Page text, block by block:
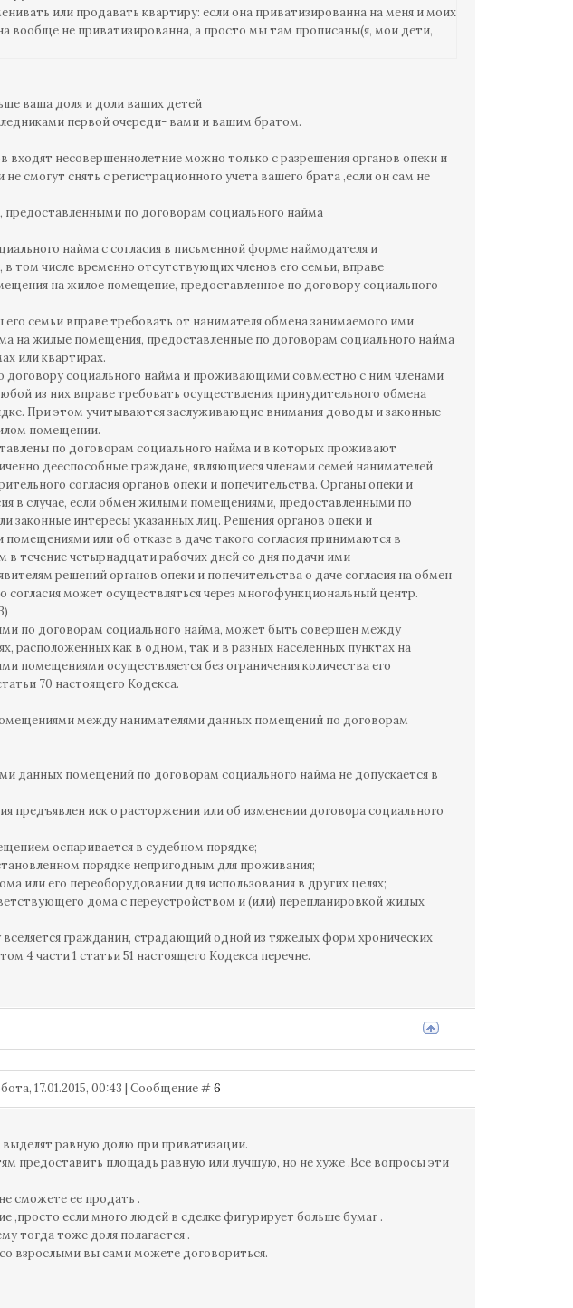
или продавать квартиру: если она приватизированна на меня и моих
вообще не приватизированна, а просто мы там прописаны(я, мои дети,
ваша доля и доли ваших детей
первой очереди- вами и вашим братом.
входят несовершеннолетние можно только с разрешения органов опеки и
смогут снять с регистрационного учета вашего брата ,если он сам не
по договорам социального найма
найма с согласия в письменной форме наймодателя и
том числе временно отсутствующих членов его семьи, вправе
на жилое помещение, предоставленное по договору социального
семьи вправе требовать от нанимателя обмена занимаемого ими
на жилые помещения, предоставленные по договорам социального найма
или квартирах.
социального найма и проживающими совместно с ним членами
из них вправе требовать осуществления принудительного обмена
При этом учитываются заслуживающие внимания доводы и законные
помещении.
по договорам социального найма и в которых проживают
дееспособные граждане, являющиеся членами семей нанимателей
согласия органов опеки и попечительства. Органы опеки и
в случае, если обмен жилыми помещениями, предоставленными по
законные интересы указанных лиц. Решения органов опеки и
или об отказе в даче такого согласия принимаются в
в течение четырнадцати рабочих дней со дня подачи ими
решений органов опеки и попечительства о даче согласия на обмен
может осуществляться через многофункциональный центр.
по договорам социального найма, может быть совершен между
как в одном, так и в разных населенных пунктах на
осуществляется без ограничения количества его
70 настоящего Кодекса.
между нанимателями данных помещений по договорам
помещений по договорам социального найма не допускается в
предъявлен иск о расторжении или об изменении договора социального
оспаривается в судебном порядке;
порядке непригодным для проживания;
или его переоборудовании для использования в других целях;
дома с переустройством и (или) перепланировкой жилых
гражданин, страдающий одной из тяжелых форм хронических
4 части 1 статьи 51 настоящего Кодекса перечне.
17.01.2015, 00:43 | Сообщение #6
равную долю при приватизации.
предоставить площадь равную или лучшую, но не хуже .Все вопросы эти
сможете ее продать .
,просто если много людей в сделке фигурирует больше бумаг .
тогда тоже доля полагается .
взрослыми вы сами можете договориться.